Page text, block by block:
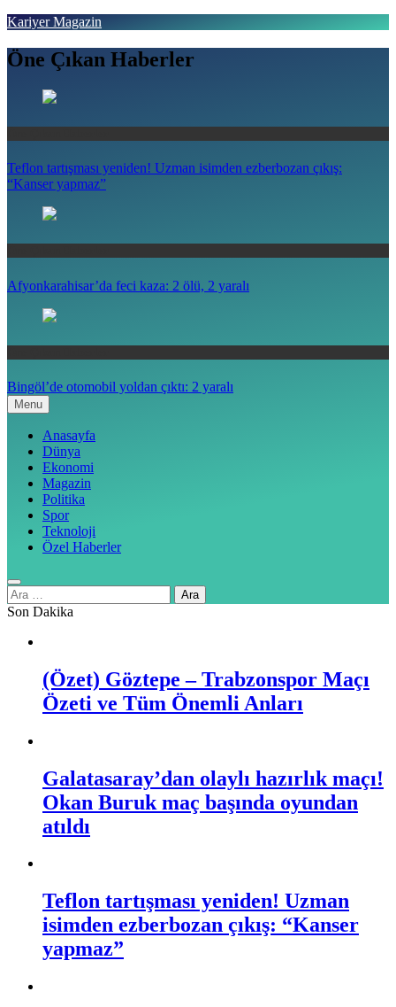
Skip
content
Kariyer Magazin
Haberin doğru adresi
Öne Çıkan Haberler
Teflon tartışması yeniden! Uzman isimden ezberbozan çıkış:
“Kanser yapmaz”
Afyonkarahisar’da feci kaza: 2 ölü, 2 yaralı
Bingöl’de otomobil yoldan çıktı: 2 yaralı
Menu
Anasayfa
Dünya
Ekonomi
Magazin
Politika
Spor
Teknoloji
Özel Haberler
Arama:
Son Dakika
(Özet) Göztepe – Trabzonspor Maçı
Özeti ve Tüm Önemli Anları
Galatasaray’dan olaylı hazırlık maçı!
Okan Buruk maç başında oyundan
atıldı
Teflon tartışması yeniden! Uzman
isimden ezberbozan çıkış: “Kanser
yapmaz”